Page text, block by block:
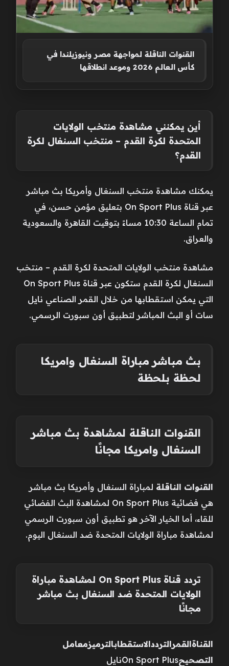
القنوات الناقلة لمواجهة مصر ونيوزيلندا في
كأس العالم 2026 وموعد انطلاقها
أين يمكنني مشاهدة ‎‎منتخب الولايات
المتحدة لكرة القدم – منتخب السنغال لكرة
القدم؟
يمكنك مشاهدة منتخب السنغال وأمريكا بث مباشر
عبر قناة On Sport Plus بتعليق مؤمن حسن، في
تمام الساعة 10:30 مساءً بتوقيت القاهرة والسعودية
والعراق.
مشاهدة ‎‎منتخب الولايات المتحدة لكرة القدم – منتخب
السنغال لكرة القدم ستكون عبر قناة On Sport Plus
التي يمكن استقطابها من خلال القمر الصناعي نايل
سات أو البث المباشر لتطبيق أون سبورت الرسمي.
بث مباشر مباراة السنغال وامريكا
لحظة بلحظة
القنوات الناقلة لمشاهدة بث مباشر
السنغال وامريكا مجانًا
القنوات الناقلة لمباراة السنغال وأمريكا بث مباشر
هي فضائية On Sport Plus لمشاهدة البث الفضائي
للقاء، أما الخيار الآخر هو تطبيق أون سبورت الرسمي
لمشاهدة مباراة الولايات المتحدة ضد السنغال اليوم.
تردد قناة On Sport Plus لمشاهدة مباراة
الولايات المتحدة ضد السنغال بث مباشر
مجانًا
القناةالقمرالترددالاستقطابالترميزمعامل
التصحيح
On Sport Plusنايل